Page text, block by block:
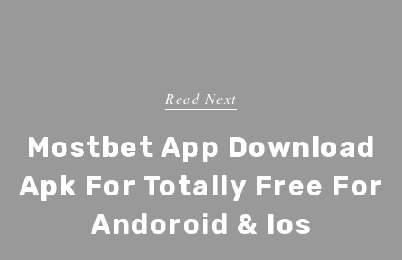
Read Next
Mostbet App Download
Apk For Totally Free For
Andoroid & Ios